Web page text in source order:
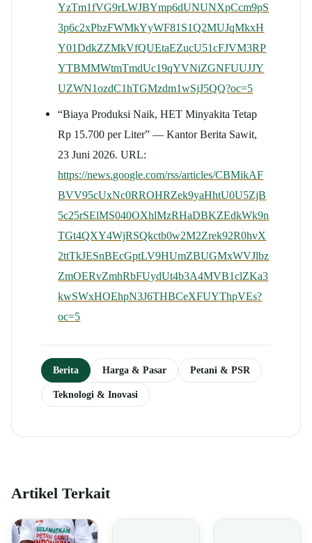
YzTm1fVG9rLWJBYmp6dUNUNXpCcm9pS
3p6c2xPbzFWMkYyWF81S1Q2MUJqMkxH
Y01DdkZZMkVfQUEtaEZucU51cFJVM3RP
YTBMMWtmTmdUc19qYVNiZGNFUUJJY
UZWN1ozdC1hTGMzdm1wSjJ5QQ?oc=5
“Biaya Produksi Naik, HET Minyakita Tetap
Rp 15.700 per Liter” — Kantor Berita Sawit,
23 Juni 2026. URL:
https://news.google.com/rss/articles/CBMikAF
BVV95cUxNc0RROHRZek9yaHhtU0U5ZjB
5c25rSElMS040OXhlMzRHaDBKZEdkWk9n
TGt4QXY4WjRSQkctb0w2M2Zrek92R0hvX
2ttTkJESnBEcGptLV9HUmZBUGMxWVJlbz
ZmOERvZmhRbFUydUt4b3A4MVB1clZKa3
kwSWxHOEhpN3J6THBCeXFUYThpVEs?
oc=5
Berita Harga & Pasar Petani & PSR
Teknologi & Inovasi
Artikel Terkait